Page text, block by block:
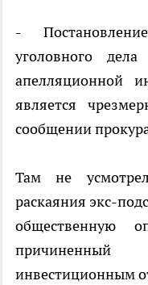
-
уголовного
апелляционной
является
сообщении
Там не
раскаяния экс-
общественную
причиненный
инвестиционным